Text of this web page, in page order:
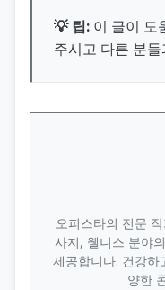
💡 팁: 이 글이 도
주시고 다른 분
오피스타의 전문
사지, 웰니스 분야
제공합니다. 건강
양한